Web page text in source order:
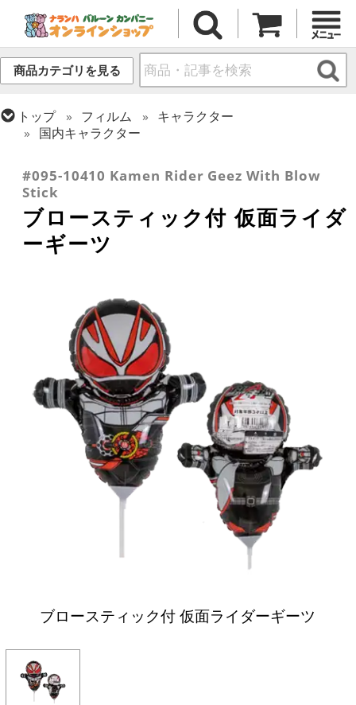
商品カテゴリを見る
トップ フィルム
キャラクター
国内キャラクター
ひなまつり・こどもの日
#095-10410 Kamen Rider Geez With Blow
Stick
ブロースティック付 仮面ライダ
ーギーツ
ブロースティック付 仮面ライダーギーツ